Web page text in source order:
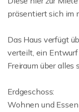
präsentiert sich im
Das Haus verfügt
verteilt, ein Entwurf
Freiraum über
Erdgeschoss:
Wohnen und